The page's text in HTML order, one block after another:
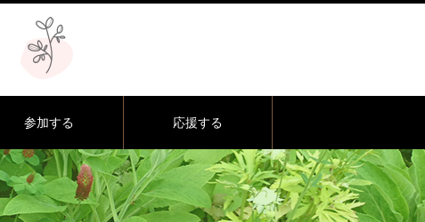
参加する 応援する